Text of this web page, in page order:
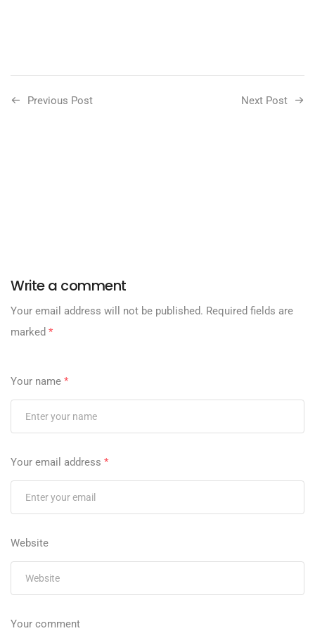
Previous Post Next Post
Write a comment
Your email address will not be published. Required fields are
marked *
Your name *
Your email address *
Website
Your comment